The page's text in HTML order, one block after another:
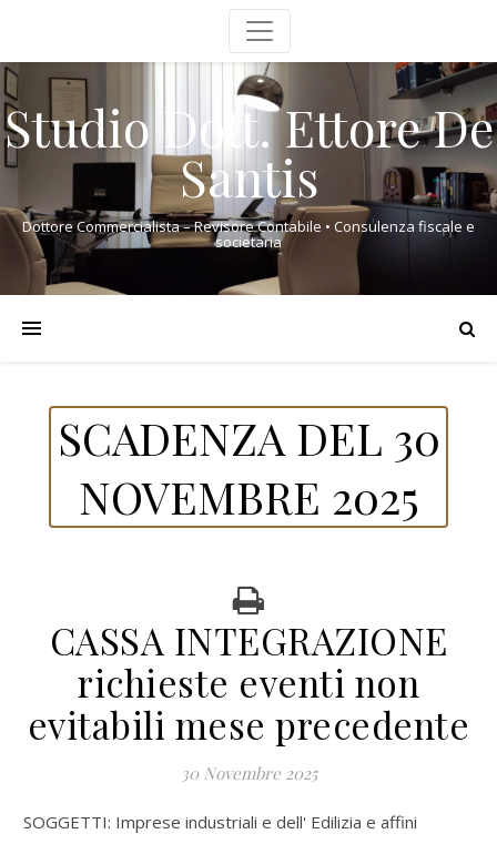
Studio Dott. Ettore De
Santis
Dottore Commercialista – Revisore Contabile • Consulenza fiscale e
societaria
SCADENZA DEL 30
NOVEMBRE 2025
CASSA INTEGRAZIONE
richieste eventi non
evitabili mese precedente
30 Novembre 2025
SOGGETTI: Imprese industriali e dell' Edilizia e affini